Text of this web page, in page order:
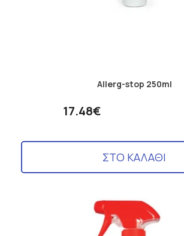
Allerg-stop 250ml
17.48€
ΣΤΟ ΚΑΛΑΘΙ